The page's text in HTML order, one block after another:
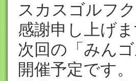
スカスゴルフ
感謝申し上げま
次回の「みん
開催予定です。